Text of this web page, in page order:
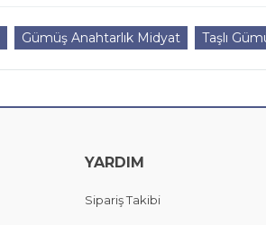
Gümüş Anahtarlık Midyat Taşlı
YARDIM
Sipariş Takibi